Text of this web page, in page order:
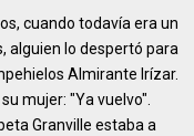
cuando todavía era un
alguien lo despertó para
Almirante Irízar.
mujer: "Ya vuelvo".
Granville estaba a